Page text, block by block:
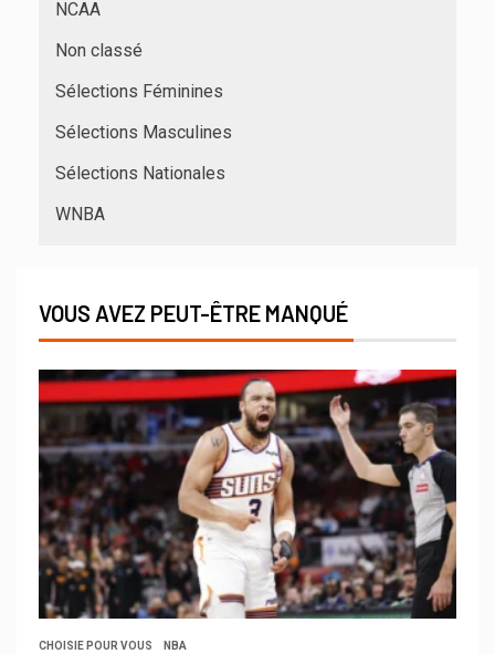
NCAA
Non classé
Sélections Féminines
Sélections Masculines
Sélections Nationales
WNBA
VOUS AVEZ PEUT-ÊTRE MANQUÉ
CHOISIE POUR VOUS NBA